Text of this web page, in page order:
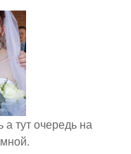
тут очередь на